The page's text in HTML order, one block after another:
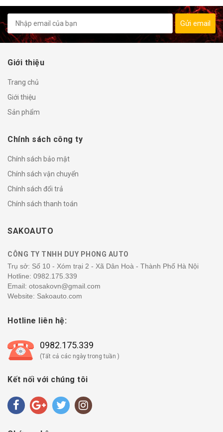
Gửi email
Giới thiệu
Trang chủ
Giới thiệu
Sản phẩm
Chính sách công ty
Chính sách bảo mật
Chính sách vận chuyển
Chính sách đổi trả
Chính sách thanh toán
SAKOAUTO
CÔNG TY TNHH DUY PHONG AUTO
Trụ sở: Số 10 - Xóm trại 2 - Xã Dân Hoà - Thành Phố Hà Nội
Hotline: 0982.175.339
Email: otosakovn@gmail.com
Website: Sakoauto.com
Hotline liên hệ:
0982.175.339
(Tất cả các ngày trong tuần )
Kết nối với chúng tôi